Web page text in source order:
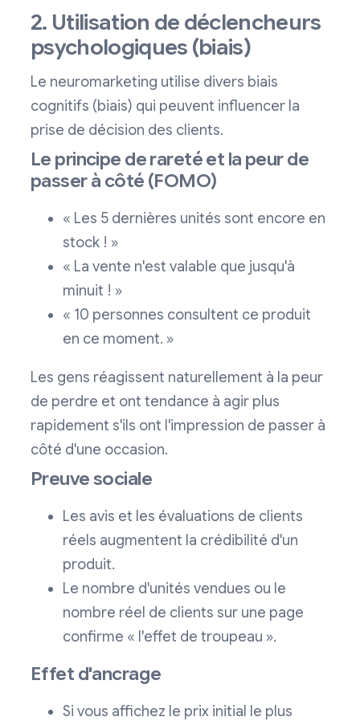
2. Utilisation de déclencheurs
psychologiques (biais)
Le neuromarketing utilise divers biais
cognitifs (biais) qui peuvent influencer la
prise de décision des clients.
Le principe de rareté et la peur de
passer à côté (FOMO)
« Les 5 dernières unités sont encore en
stock ! »
« La vente n'est valable que jusqu'à
minuit ! »
« 10 personnes consultent ce produit
en ce moment. »
Les gens réagissent naturellement à la peur
de perdre et ont tendance à agir plus
rapidement s'ils ont l'impression de passer à
côté d'une occasion.
Preuve sociale
Les avis et les évaluations de clients
réels augmentent la crédibilité d'un
produit.
Le nombre d'unités vendues ou le
nombre réel de clients sur une page
confirme « l'effet de troupeau ».
Effet d'ancrage
Si vous affichez le prix initial le plus